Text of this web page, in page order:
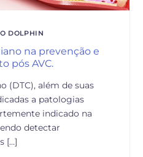
DOLPHIN
na prevenção e
pós AVC.
(DTC), além de suas
a patologias
indicado na
detectar
[…]